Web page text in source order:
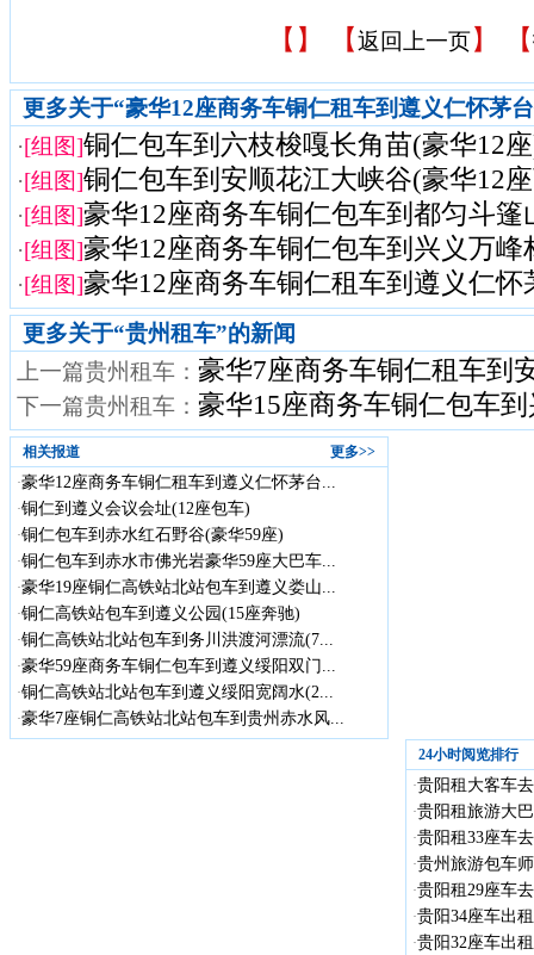
【 】 【返回上一页】 【
更多关于“豪华12座商务车铜仁租车到遵义仁怀茅
·[组图]铜仁包车到六枝梭嘎长角苗(豪华12
·[组图]铜仁包车到安顺花江大峡谷(豪华12
·[组图]豪华12座商务车铜仁包车到都匀斗篷
·[组图]豪华12座商务车铜仁包车到兴义万峰
·[组图]豪华12座商务车铜仁租车到遵义仁怀
更多关于“贵州租车”的新闻
上一篇贵州租车： 豪华7座商务车铜仁租车到
下一篇贵州租车： 豪华15座商务车铜仁包车
更多>>
相关报道
·豪华12座商务车铜仁租车到遵义仁怀茅台...
·铜仁到遵义会议会址(12座包车)
·铜仁包车到赤水红石野谷(豪华59座)
·铜仁包车到赤水市佛光岩豪华59座大巴车...
·豪华19座铜仁高铁站北站包车到遵义娄山...
·铜仁高铁站包车到遵义公园(15座奔驰)
·铜仁高铁站北站包车到务川洪渡河漂流(7...
·豪华59座商务车铜仁包车到遵义绥阳双门...
·铜仁高铁站北站包车到遵义绥阳宽阔水(2...
·豪华7座铜仁高铁站北站包车到贵州赤水风...
24小时阅览排行
·贵阳租大客车
·贵阳租旅游大
·贵阳租33座车
·贵州旅游包车
·贵阳租29座车
·贵阳34座车出
·贵阳32座车出